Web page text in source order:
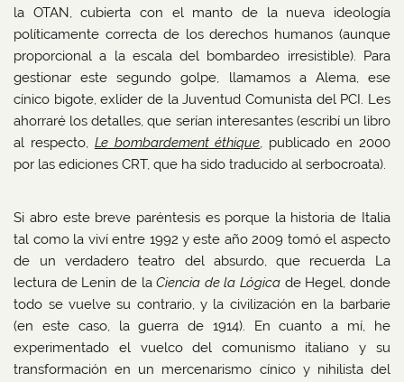
la OTAN, cubierta con el manto de la nueva ideología
políticamente correcta de los derechos humanos (aunque
proporcional a la escala del bombardeo irresistible). Para
gestionar este segundo golpe, llamamos a Alema, ese
cínico bigote, exlíder de la Juventud Comunista del PCI. Les
ahorraré los detalles, que serían interesantes (escribí un libro
al respecto, Le bombardement éthique, publicado en 2000
por las ediciones CRT, que ha sido traducido al serbocroata).
Si abro este breve paréntesis es porque la historia de Italia
tal como la viví entre 1992 y este año 2009 tomó el aspecto
de un verdadero teatro del absurdo, que recuerda La
lectura de Lenin de laCiencia de la Lógica de Hegel, donde
todo se vuelve su contrario, y la civilización en la barbarie
(en este caso, la guerra de 1914). En cuanto a mí, he
experimentado el vuelco del comunismo italiano y su
transformación en un mercenarismo cínico y nihilista del